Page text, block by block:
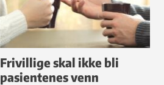
Frivillige skal ikke bli
pasientenes venn